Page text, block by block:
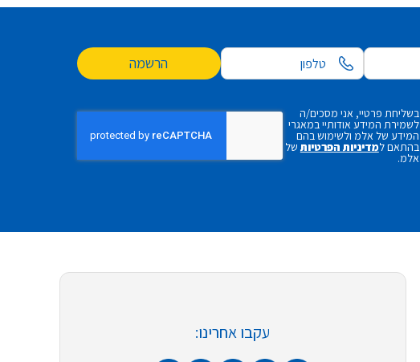
הרשמה
בשליחת פרטיי, אני מסכים/ה
לשמירת המידע אודותיי במאגרי
המידע של אלמ ולשימוש בהם
בהתאם למדיניות הפרטיות של
אלמ.
עקבו אחרינו: